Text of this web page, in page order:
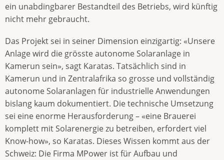
ein unabdingbarer Bestandteil des Betriebs, wird künftig
nicht mehr gebraucht.
Das Projekt sei in seiner Dimension einzigartig: «Unsere
Anlage wird die grösste autonome Solaranlage in
Kamerun sein», sagt Karatas. Tatsächlich sind in
Kamerun und in Zentralafrika so grosse und vollständig
autonome Solaranlagen für industrielle Anwendungen
bislang kaum dokumentiert. Die technische Umsetzung
sei eine enorme Herausforderung – «eine Brauerei
komplett mit Solarenergie zu betreiben, erfordert viel
Know-how», so Karatas. Dieses Wissen kommt aus der
Schweiz: Die Firma MPower ist für Aufbau und